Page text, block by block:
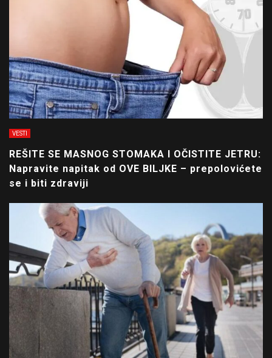
VESTI
REŠITE SE MASNOG STOMAKA I OČISTITE JETRU:
Napravite napitak od OVE BILJKE – prepolovićete
se i biti zdraviji